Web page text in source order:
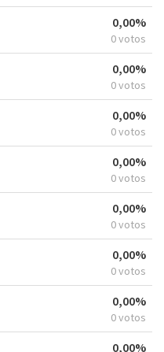
0,00%
0 votos
0,00%
0 votos
0,00%
0 votos
0,00%
0 votos
0,00%
0 votos
0,00%
0 votos
0,00%
0 votos
0,00%